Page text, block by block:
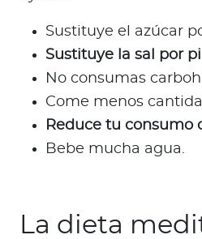
Sustituye el azúcar
Sustituye la sal por
No consumas
Come menos
Reduce tu consumo
Bebe mucha agua.
La dieta